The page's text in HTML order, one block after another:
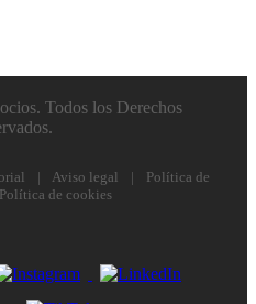
Todos los Derechos
| Aviso legal |
Política de
Política de cookies